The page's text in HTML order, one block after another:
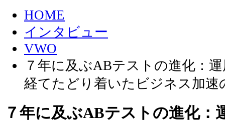
HOME
インタビュー
VWO
７年に及ぶABテストの進化：
経てたどり着いたビジネス加速
７年に及ぶABテストの進化：